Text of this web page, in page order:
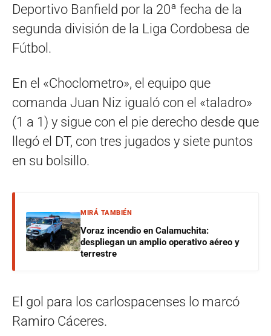
Deportivo Banfield por la 20ª fecha de la
segunda división de la Liga Cordobesa de
Fútbol.
En el «Choclometro», el equipo que
comanda Juan Niz igualó con el «taladro»
(1 a 1) y sigue con el pie derecho desde que
llegó el DT, con tres jugados y siete puntos
en su bolsillo.
MIRÁ TAMBIÉN
Voraz incendio en Calamuchita:
despliegan un amplio operativo aéreo y
terrestre
El gol para los carlospacenses lo marcó
Ramiro Cáceres.